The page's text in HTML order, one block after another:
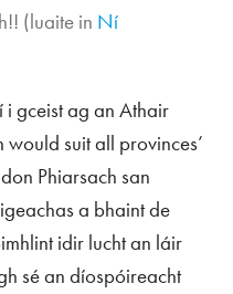
(luaite in Ní
gceist ag an Athair
would suit all provinces’
Phiarsach san
a bhaint de
idir lucht an láir
sé an díospóireacht